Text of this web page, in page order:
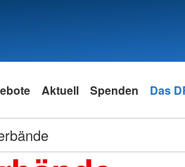
Aktuell Spenden Das